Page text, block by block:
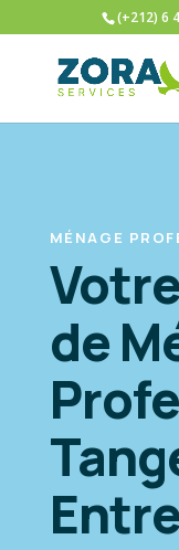
(+212) 6
MÉNAGE
de